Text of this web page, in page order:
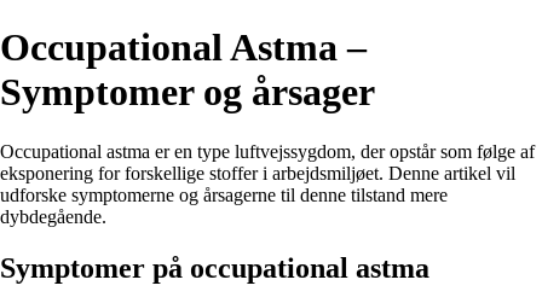
Occupational Astma –
Symptomer og årsager
Occupational astma er en type luftvejssygdom, der opstår som følge af
eksponering for forskellige stoffer i arbejdsmiljøet. Denne artikel vil
udforske symptomerne og årsagerne til denne tilstand mere
dybdegående.
Symptomer på occupational astma